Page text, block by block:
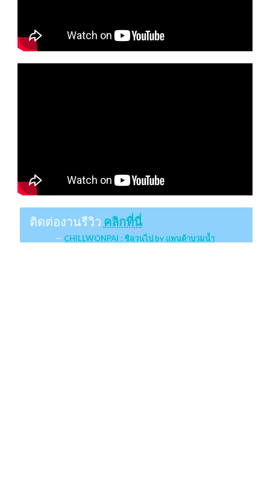
ติดต่องานรีวิว คลิกที่นี่
CHILLWONPAI : ชิลวนไป by แพนด้าบวมน้ำ